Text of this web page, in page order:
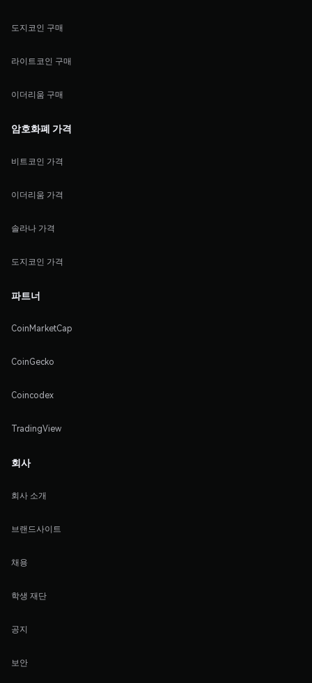
도지코인 구매
라이트코인 구매
이더리움 구매
암호화폐 가격
비트코인 가격
이더리움 가격
솔라나 가격
도지코인 가격
파트너
CoinMarketCap
CoinGecko
Coincodex
TradingView
회사
회사 소개
브랜드사이트
채용
학생 재단
공지
보안